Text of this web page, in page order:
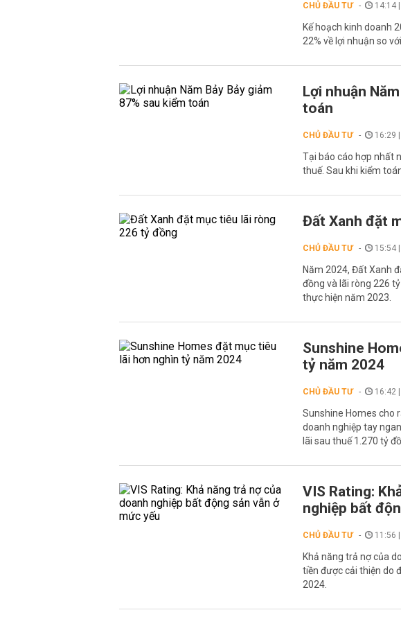
CHỦ ĐẦU TƯ 14:14
Kế hoạch kinh doanh
22% về lợi nhuận so
Lợi nhuận
toán
CHỦ ĐẦU TƯ 16:29
Tại báo cáo hợp nhất
thuế. Sau khi kiểm
Đất Xanh đặt
CHỦ ĐẦU TƯ 15:54
Năm 2024, Đất Xanh
đồng và lãi ròng 226
thực hiện năm 2023.
Sunshine
tỷ năm 2024
CHỦ ĐẦU TƯ 16:42
Sunshine Homes cho
doanh nghiệp tay
lãi sau thuế 1.270 tỷ
VIS Rating:
nghiệp bất
CHỦ ĐẦU TƯ 11:56
Khả năng trả nợ của
tiền được cải thiện do
2024.